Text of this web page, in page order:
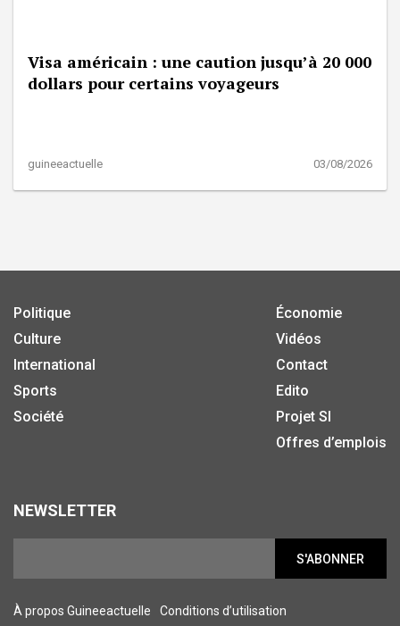
Visa américain : une caution jusqu’à 20 000
dollars pour certains voyageurs
guineeactuelle 03/08/2026
Politique
Culture
International
Sports
Société
Économie
Vidéos
Contact
Edito
Projet SI
Offres d’emplois
NEWSLETTER
S'ABONNER
À propos Guineeactuelle Conditions d’utilisation